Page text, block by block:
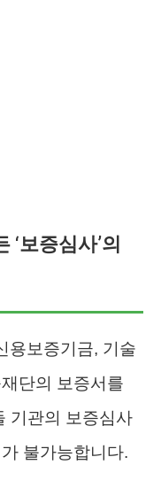
보증심사’의
용보증기금, 기술
단의 보증서를
기관의 보증심사
불가능합니다.